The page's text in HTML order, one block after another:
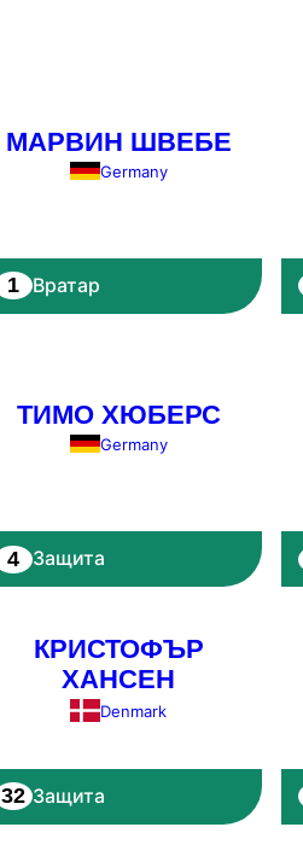
МАРВИН ШВЕБЕ
Germany
1 Вратар
ТИМО ХЮБЕРС
Germany
4 Защита
КРИСТОФЪР
ХАНСЕН
Denmark
32 Защита